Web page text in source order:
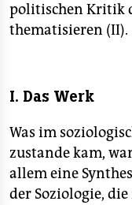
politischen Kritik
thematisieren (II).
I. Das Werk
Was im
zustande kam,
allem eine
der Soziologie,